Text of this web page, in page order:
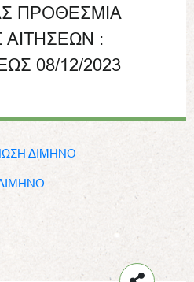
ΠΡΟΘΕΣΜΙΑ
:
08/12/2023
ΔΙΜΗΝΟ